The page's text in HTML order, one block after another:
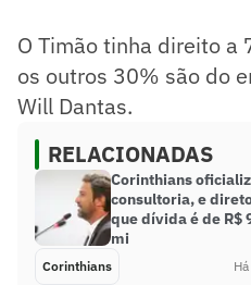
O Timão tinha direito a
os outros 30% são do
Will Dantas.
RELACIONADAS
Corinthians
consultoria, e
que dívida é de R$
mi
Corinthians